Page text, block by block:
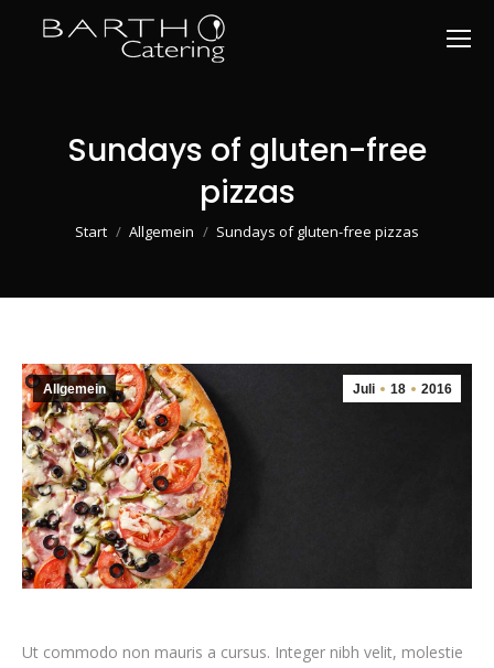
Sundays of gluten-free
pizzas
Sie befinden sich hier:
Start Allgemein Sundays of gluten-free pizzas
Juli 18 2016
Allgemein
Ut commodo non mauris a cursus. Integer nibh velit, molestie